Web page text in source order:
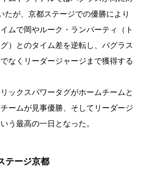
たが、京都ステージでの優勝により
ムで岡やルーク・ランパーティ（ト
）とのタイム差を逆転し、バグラス
なくリーダージャージまで獲得する
ックスパワータグがホームチームと
ームが見事優勝、そしてリーダージ
う最高の一日となった。
テージ京都